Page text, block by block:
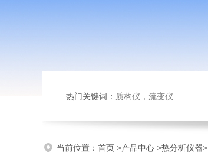
热门关键词： 质构仪 ， 流变仪
当前位置： 首页 >产品中心 >热分析仪器>